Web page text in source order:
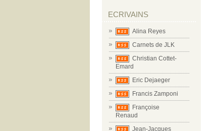
ECRIVAINS
Alina Reyes
Carnets de JLK
Christian Cottet-
Emard
Eric Dejaeger
Francis Zamponi
Françoise
Renaud
Jean-Jacques